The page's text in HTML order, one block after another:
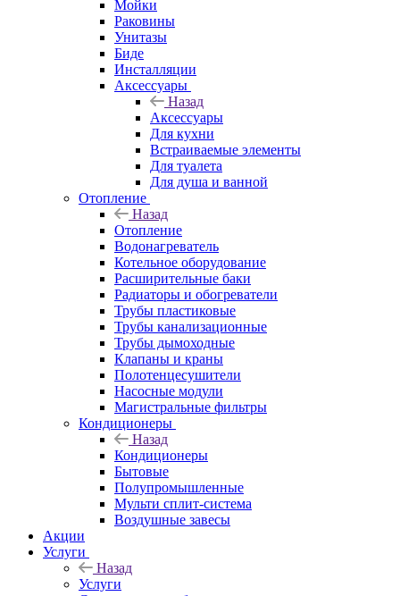
Мойки
Раковины
Унитазы
Биде
Инсталляции
Аксессуары
Назад
Аксессуары
Для кухни
Встраиваемые элементы
Для туалета
Для душа и ванной
Отопление
Назад
Отопление
Водонагреватель
Котельное оборудование
Расширительные баки
Радиаторы и обогреватели
Трубы пластиковые
Трубы канализационные
Трубы дымоходные
Клапаны и краны
Полотенцесушители
Насосные модули
Магистральные фильтры
Кондиционеры
Назад
Кондиционеры
Бытовые
Полупромышленные
Мульти сплит-система
Воздушные завесы
Акции
Услуги
Назад
Услуги